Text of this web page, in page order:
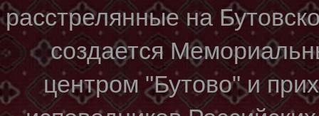
расстрелянные на
создается
центром "Бутово" и